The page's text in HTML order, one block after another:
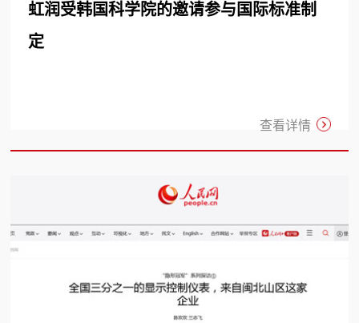
虹润受韩国科学院的邀请参与国际标准制
定
查看详情